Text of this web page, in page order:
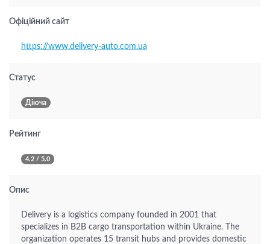
Офіційний сайт
https://www.delivery-auto.com.ua
Статус
Діюча
Рейтинг
4.2 / 5.0
Опис
Delivery is a logistics company founded in 2001 that
specializes in B2B cargo transportation within Ukraine. The
organization operates 15 transit hubs and provides domestic